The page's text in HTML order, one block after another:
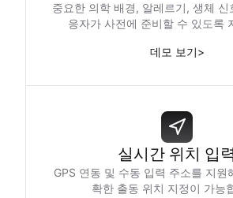
중요한 의학 배경, 알레르기, 생체 신
응자가 사전에 준비할 수 있도록
데모 보기>
실시간 위치 입력
GPS 연동 및 수동 입력 주소를 지원
확한 출동 위치 지정이 가능